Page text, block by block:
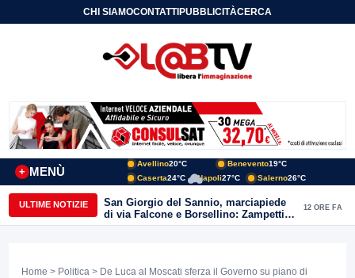
CHI SIAMOCONTATTIPUBBLICITÀCERCA
MENÙ
+
Avellino20°C Benevento19°C
Caserta24°C Napoli27°C Salerno26°C
ULTIME NOTIZIE
San Giorgio del Sannio, marciapiede
di via Falcone e Borsellino: Zampetti e
Lombardi replicano alle polemiche
12 ORE FA
Home > Politica > De Luca al Moscati sferza il Governo su piano di